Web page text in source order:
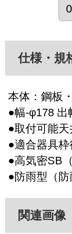
仕様・規
本体：鋼板
●幅-φ178 出
●取付可能
●適合器具
●高気密SB
●防雨型（防
関連画像